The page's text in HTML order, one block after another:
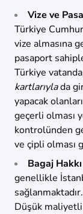
Vize ve
Türkiye
vize almasına
pasaport
Türkiye
kartlarıylada
yapacak
geçerli olması
kontrolünden
ve çipli olması
Bagaj
genellikle
Düşük maliyetli